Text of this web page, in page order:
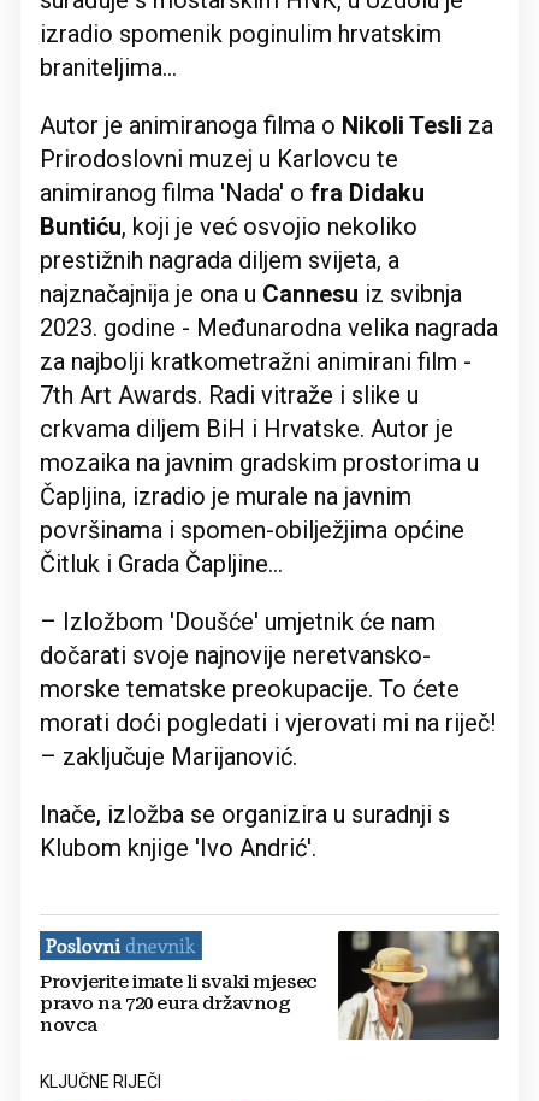
izradio spomenik poginulim hrvatskim
braniteljima...
Autor je animiranoga filma o Nikoli Tesli za
Prirodoslovni muzej u Karlovcu te
animiranog filma 'Nada' o fra Didaku
Buntiću, koji je već osvojio nekoliko
prestižnih nagrada diljem svijeta, a
najznačajnija je ona u Cannesu iz svibnja
2023. godine - Međunarodna velika nagrada
za najbolji kratkometražni animirani film -
7th Art Awards. Radi vitraže i slike u
crkvama diljem BiH i Hrvatske. Autor je
mozaika na javnim gradskim prostorima u
Čapljina, izradio je murale na javnim
površinama i spomen-obilježjima općine
Čitluk i Grada Čapljine...
– Izložbom 'Doušće' umjetnik će nam
dočarati svoje najnovije neretvansko-
morske tematske preokupacije. To ćete
morati doći pogledati i vjerovati mi na riječ!
– zaključuje Marijanović.
Inače, izložba se organizira u suradnji s
Klubom knjige 'Ivo Andrić'.
Provjerite imate li svaki mjesec
pravo na 720 eura državnog
novca
KLJUČNE RIJEČI